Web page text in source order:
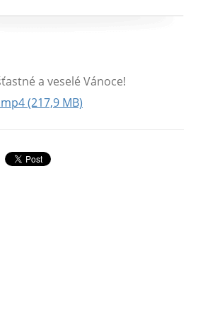
a veselé Vánoce!
(217,9 MB)